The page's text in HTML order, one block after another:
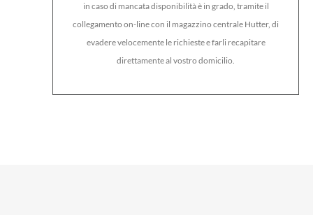
in caso di mancata disponibilità è in grado, tramite il
collegamento on-line con il magazzino centrale Hutter, di
evadere velocemente le richieste e farli recapitare
direttamente al vostro domicilio.